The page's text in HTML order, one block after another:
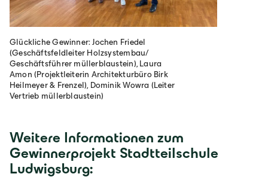
Glückliche Gewinner: Jochen Friedel
(Geschäftsfeldleiter Holzsystembau/
Geschäftsführer müllerblaustein), Laura
Amon (Projektleiterin Architekturbüro Birk
Heilmeyer & Frenzel), Dominik Wowra (Leiter
Vertrieb müllerblaustein)
Weitere Informationen zum
Gewinnerprojekt Stadtteilschule
Ludwigsburg: